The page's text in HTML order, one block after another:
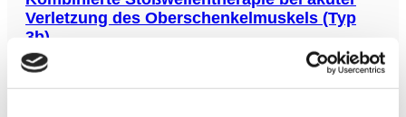
Verletzung des Oberschenkelmuskels (Typ
3b)
In dieser kontrollierten Studie mit 36 semi-professionellen
Sportlern (Fußball, Hockey, Rugby) wurde die Hypothese